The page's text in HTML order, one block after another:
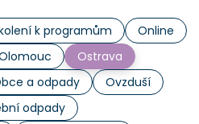
k programům
Online
Ostrava
a odpady
Ovzduší
odpady